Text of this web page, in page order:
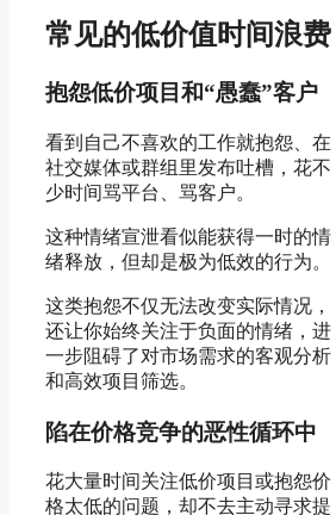
许
是
时
间
被
浪
常见的低价值时间浪费
抱怨低价项目和“愚蠢”客户
看到自己不喜欢的工作就抱怨、在
社交媒体或群组里发布吐槽，花不
少时间骂平台、骂客户。
这种情绪宣泄看似能获得一时的情
绪释放，但却是极为低效的行为。
这类抱怨不仅无法改变实际情况，
还让你始终关注于负面的情绪，进
一步阻碍了对市场需求的客观分析
和高效项目筛选。
陷在价格竞争的恶性循环中
花大量时间关注低价项目或抱怨价
格太低的问题，却不去主动寻求提